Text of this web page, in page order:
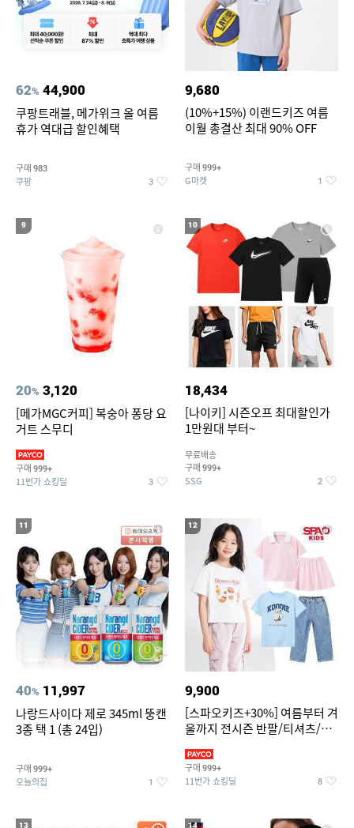
62% 44,900
쿠팡트래블, 메가위크 올 여름
휴가 역대급 할인혜택
구매 983
쿠팡 3
9,680
(10%+15%) 이랜드키즈 여름
이월 총결산 최대 90% OFF
구매 999+
G마켓 1
9
20% 3,120
[메가MGC커피] 복숭아 퐁당 요
거트 스무디
구매 999+
11번가 쇼킹딜 3
10
18,434
[나이키] 시즌오프 최대할인가
1만원대 부터~
무료배송
구매 999+
SSG 2
11
40% 11,997
나랑드사이다 제로 345ml 뚱캔
3종 택 1 (총 24입)
구매 999+
오늘의집 1
12
9,900
[스파오키즈+30%] 여름부터 겨
울까지 전시즌 반팔/티셔츠/셋
구매 999+
11번가 쇼킹딜 8
13 14